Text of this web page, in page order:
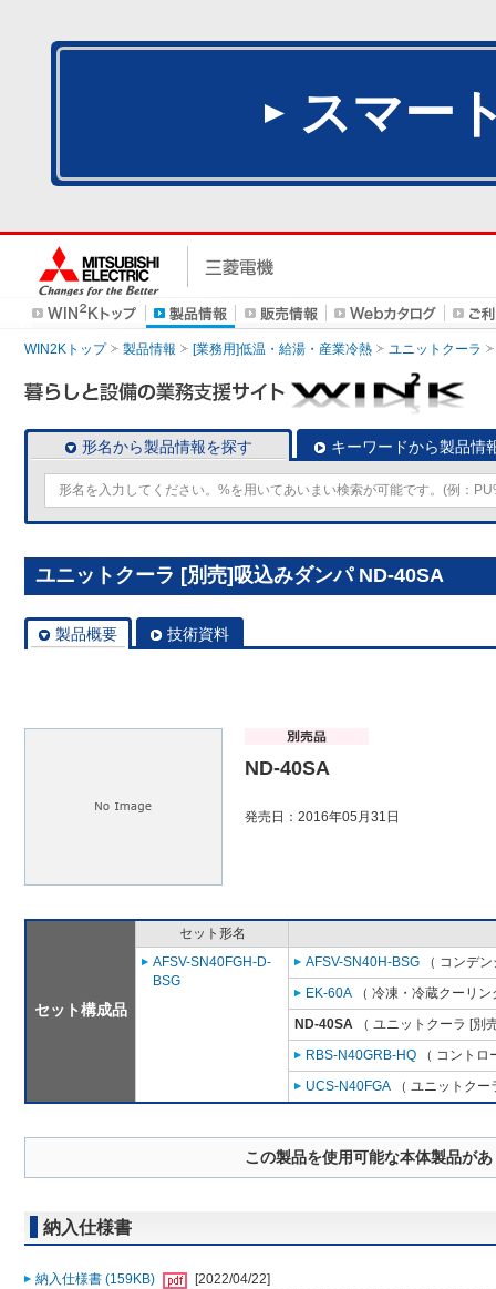
スマー
WIN2Kトップ 製品情報 [業務用]低温・給湯・産業冷熱 ユニットクーラ
形名から製品情報を探す キーワードから製品情
ユニットクーラ [別売]吸込みダンパ ND-40SA
製品概要 技術資料
ND-40SA
発売日：2016年05月31日
セット構成品
セット形名
AFSV-SN40FGH-D-
BSG
AFSV-SN40H-BSG （ コンデ
EK-60A （ 冷凍・冷蔵クーリ
ND-40SA （ ユニットクーラ [別
RBS-N40GRB-HQ （ コント
UCS-N40FGA （ ユニットク
この製品を使用可能な本体製品が
納入仕様書
納入仕様書 (159KB) [2022/04/22]